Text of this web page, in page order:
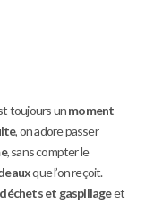
toujours unmoment
, on adore passer
, sans compter le
que l’on reçoit.
et gaspillageet